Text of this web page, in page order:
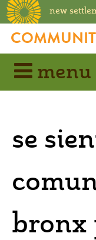
new
Skip
content
menu
se
bronx